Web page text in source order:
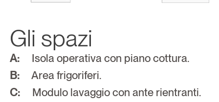
Gli spazi
A:
     Isola operativa con piano cottura.
B:
     Area frigoriferi.
C:
     Modulo lavaggio con ante rientranti.